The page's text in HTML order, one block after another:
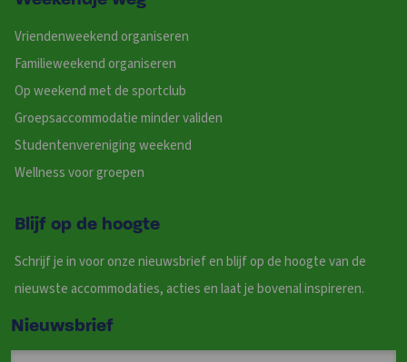
Vriendenweekend organiseren
Familieweekend organiseren
Op weekend met de sportclub
Groepsaccommodatie minder validen
Studentenvereniging weekend
Wellness voor groepen
Blijf op de hoogte
Schrijf je in voor onze nieuwsbrief en blijf op de hoogte van de
nieuwste accommodaties, acties en laat je bovenal inspireren.
Nieuwsbrief